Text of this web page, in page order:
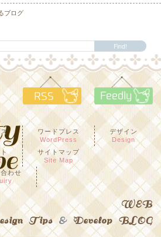
ブログ
RSS
ワードプレス
WordPress
デザイン
Design
サイトマップ
Site Map
わせ
WEB
Tips & Develop BLOG